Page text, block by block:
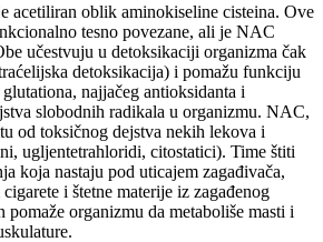
acetiliran oblik aminokiseline cisteina. Ove
tesno povezane, ali je NAC
učestvuju u detoksikaciji organizma čak
detoksikacija) i pomažu funkciju
najjačeg antioksidanta i
slobodnih radikala u organizmu. NAC,
od toksičnog dejstva nekih lekova i
ugljentetrahloridi, citostatici). Time štiti
koja nastaju pod uticajem zagađivača,
i štetne materije iz zagađenog
pomaže organizmu da metaboliše masti i